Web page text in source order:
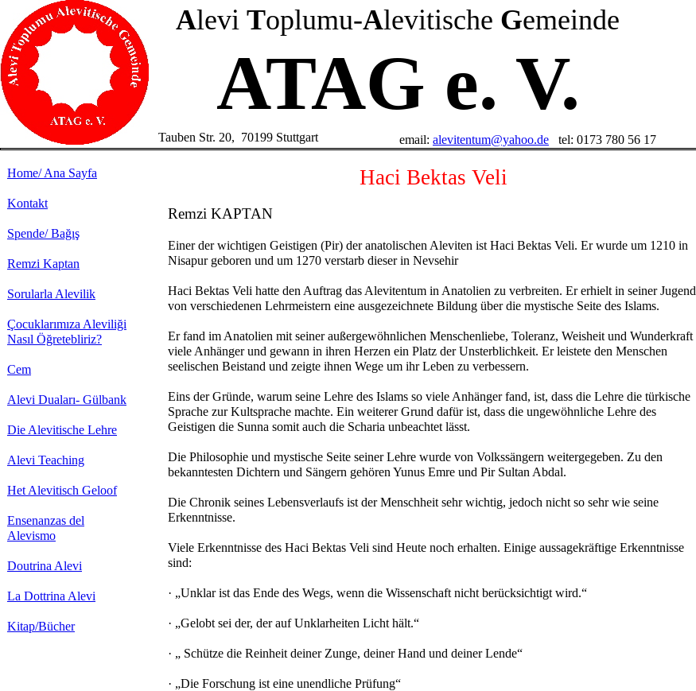
Alevi Toplumu-Alevitische Gemeinde
ATAG e. V.
Tauben Str. 20, 70199 Stuttgart email: alevitentum@yahoo.de tel: 0173 780 56 17
Home/ Ana Sayfa
Kontakt
Spende/ Bağış
Remzi Kaptan
Sorularla Alevilik
Çocuklarımıza Aleviliği
Nasıl Öğretebliriz?
Cem
Alevi Duaları- Gülbank
Die Alevitische Lehre
Alevi Teaching
Het Alevitisch Geloof
Ensenanzas del
Alevismo
Doutrina Alevi
La Dottrina Alevi
Kitap/Bücher
Haci Bektas Veli
Remzi KAPTAN
Einer der wichtigen Geistigen (Pir) der anatolischen Aleviten ist Haci Bektas Veli. Er wurde um 1210 in
Nisapur geboren und um 1270 verstarb dieser in Nevsehir
Haci Bektas Veli hatte den Auftrag das Alevitentum in Anatolien zu verbreiten. Er erhielt in seiner Jugend
von verschiedenen Lehrmeistern eine ausgezeichnete Bildung über die mystische Seite des Islams.
Er fand im Anatolien mit seiner außergewöhnlichen Menschenliebe, Toleranz, Weisheit und Wunderkraft
viele Anhänger und gewann in ihren Herzen ein Platz der Unsterblichkeit. Er leistete den Menschen
seelischen Beistand und zeigte ihnen Wege um ihr Leben zu verbessern.
Eins der Gründe, warum seine Lehre des Islams so viele Anhänger fand, ist, dass die Lehre die türkische
Sprache zur Kultsprache machte. Ein weiterer Grund dafür ist, dass die ungewöhnliche Lehre des
Geistigen die Sunna somit auch die Scharia unbeachtet lässt.
Die Philosophie und mystische Seite seiner Lehre wurde von Volkssängern weitergegeben. Zu den
bekanntesten Dichtern und Sängern gehören Yunus Emre und Pir Sultan Abdal.
Die Chronik seines Lebensverlaufs ist der Menschheit sehr wichtig, jedoch nicht so sehr wie seine
Erkenntnisse.
Viele Erkenntnisse des Haci Bektas Veli sind Heute noch erhalten. Einige aussagekräftige Erkenntnisse
sind:
· „Unklar ist das Ende des Wegs, wenn die Wissenschaft nicht berücksichtigt wird.“
· „Gelobt sei der, der auf Unklarheiten Licht hält.“
· „ Schütze die Reinheit deiner Zunge, deiner Hand und deiner Lende“
· „Die Forschung ist eine unendliche Prüfung“